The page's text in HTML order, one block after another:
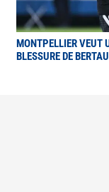
MONTPELLIER VEUT
BLESSURE DE